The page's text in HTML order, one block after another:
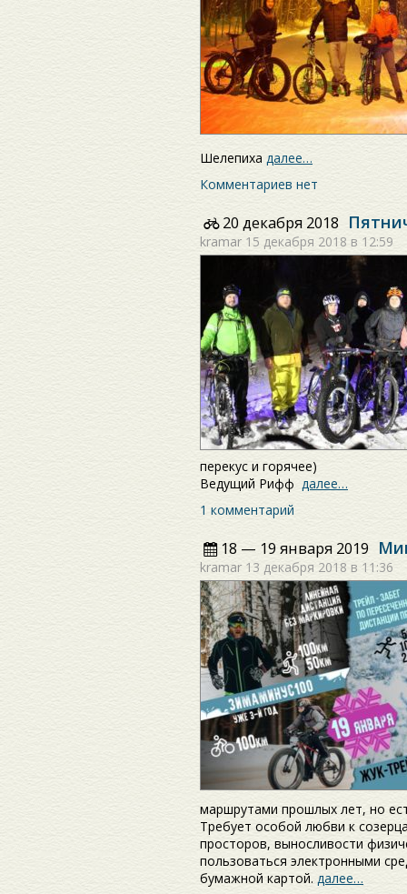
Шелепиха далее…
Комментариев нет
20 декабря 2018
kramar 15 декабря 2018 в 12:59
перекус и горячее)
Ведущий Рифф далее…
1 комментарий
18 — 19 января 2019
kramar 13 декабря 2018 в 11:36
маршрутами прошлых лет, но
Требует особой любви к
просторов, выносливости
пользоваться электронными
бумажной картой. далее…